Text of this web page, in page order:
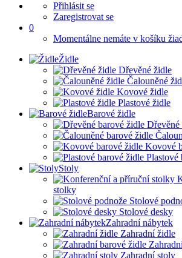
Přihlásit se
Zaregistrovat se
0
Momentálne nemáte v košíku
Židle
Dřevěné židle
Čalouněné
Kovové židle
Plastové židle
Barové židle
Dřevěné
Kovové
Plastové
Stoly
stolky
Stolové
Stolové desky
Zahradní nábytek
Zahradní židle
Zahradní stoly